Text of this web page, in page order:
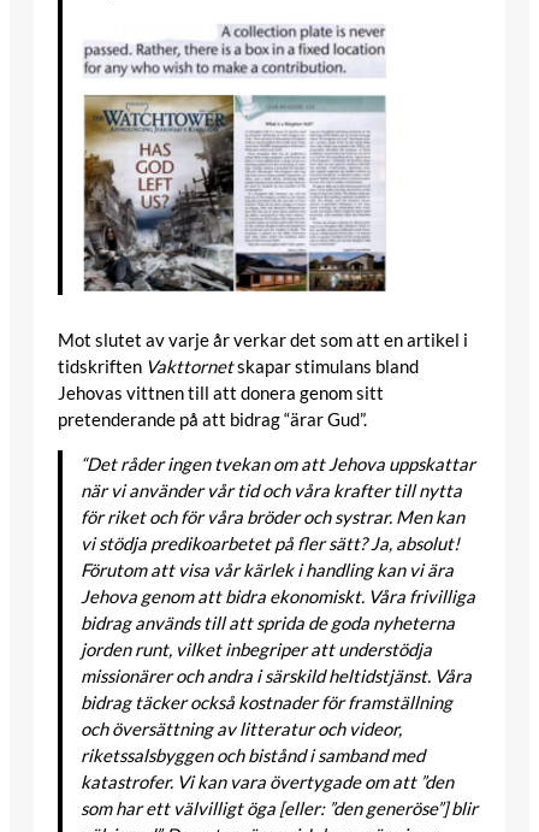
Mot slutet av varje år verkar det som att en artikel i
tidskriften Vakttornetskapar stimulans bland
Jehovas vittnen till att donera genom sitt
pretenderande på att bidrag “ärar Gud”.
“Det råder ingen tvekan om att Jehova uppskattar
när vi använder vår tid och våra krafter till nytta
för riket och för våra bröder och systrar. Men kan
vi stödja predikoarbetet på fler sätt? Ja, absolut!
Förutom att visa vår kärlek i handling kan vi ära
Jehova genom att bidra ekonomiskt. Våra frivilliga
bidrag används till att sprida de goda nyheterna
jorden runt, vilket inbegriper att understödja
missionärer och andra i särskild heltidstjänst. Våra
bidrag täcker också kostnader för framställning
och översättning av litteratur och videor,
riketssalsbyggen och bistånd i samband med
katastrofer. Vi kan vara övertygade om att ”den
som har ett välvilligt öga [eller: ”den generöse”] blir